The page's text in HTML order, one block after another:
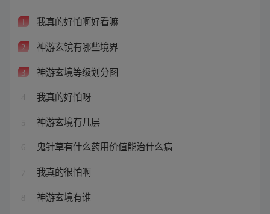
1 我真的好怕啊好看嘛
2 神游玄镜有哪些境界
3 神游玄境等级划分图
4 我真的好怕呀
5 神游玄境有几层
6 鬼针草有什么药用价值能治什么病
7 我真的很怕啊
8 神游玄境有谁